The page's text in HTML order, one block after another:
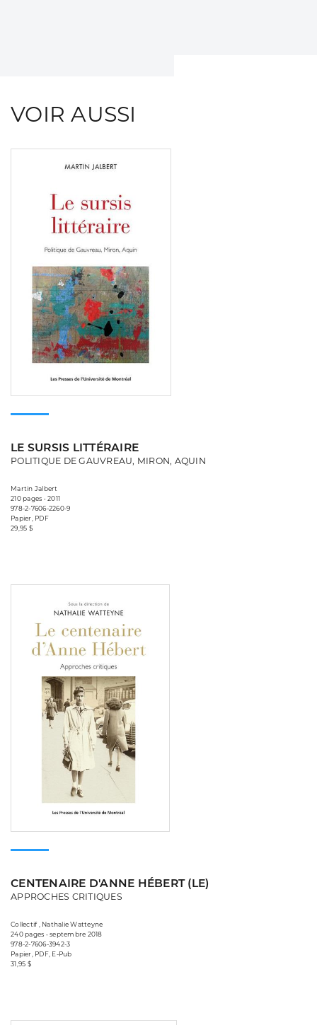
VOIR AUSSI
LE SURSIS LITTÉRAIRE
POLITIQUE DE GAUVREAU, MIRON, AQUIN
Martin Jalbert
210 pages • 2011
978-2-7606-2260-9
Papier, PDF
29,95 $
CENTENAIRE D'ANNE HÉBERT (LE)
APPROCHES CRITIQUES
Collectif , Nathalie Watteyne
240 pages • septembre 2018
978-2-7606-3942-3
Papier, PDF, E-Pub
31,95 $